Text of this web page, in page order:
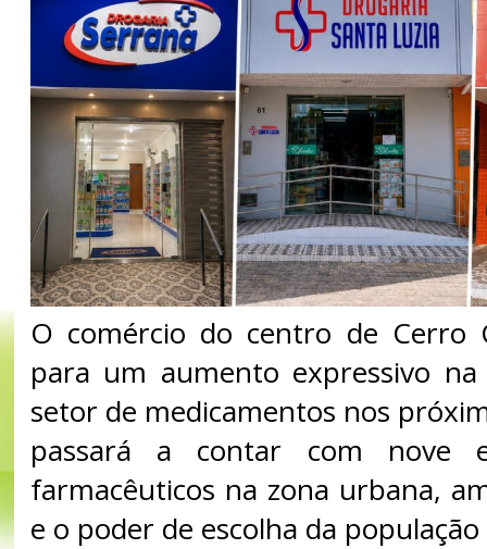
O comércio do centro de Cerro
para um aumento expressivo
setor de medicamentos nos
passará a contar com nove
farmacêuticos na zona urbana,
e o poder de escolha da população